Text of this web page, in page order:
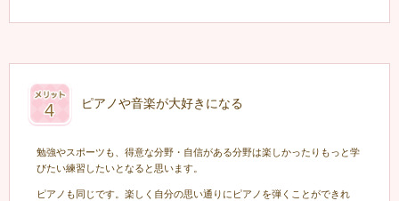
ピアノや音楽が大好きになる
勉強やスポーツも、得意な分野・自信がある分野は楽しかったりもっと学
びたい練習したいとなると思います。
ピアノも同じです。楽しく自分の思い通りにピアノを弾くことができれ